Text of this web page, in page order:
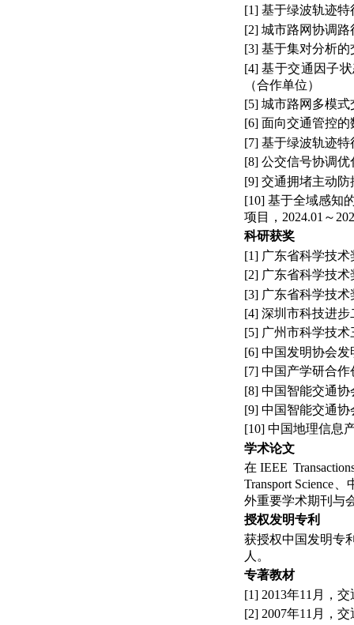
[1] 基于绿波轨迹
[2] 城市路网协调
[3] 基于集对分析
[4]基于交通因子
（合作单位）
[5] 城市路网多模
[6] 面向交通管控
[7] 基于绿波轨迹
[8] 公交信号协调
[9] 交通拥堵主动
[10]基于全域感知
项目， 2024.01 ～
科研获奖
[1] 广东省科学技
[2] 广东省科学技
[3] 广东省科学技
[4] 深圳市科技进步
[5] 广州市科学技术
[6] 中国发明协会
[7] 中国产学研合
[8] 中国智能交通
[9] 中国智能交通
[10] 中国地理信息
学术论文
在 IEEE
Transport Science
外重要学术期刊与
授权发明专利
获授权中国发明专
人。
专著教材
[1] 2013年11 月，
[2] 2007年11 月，